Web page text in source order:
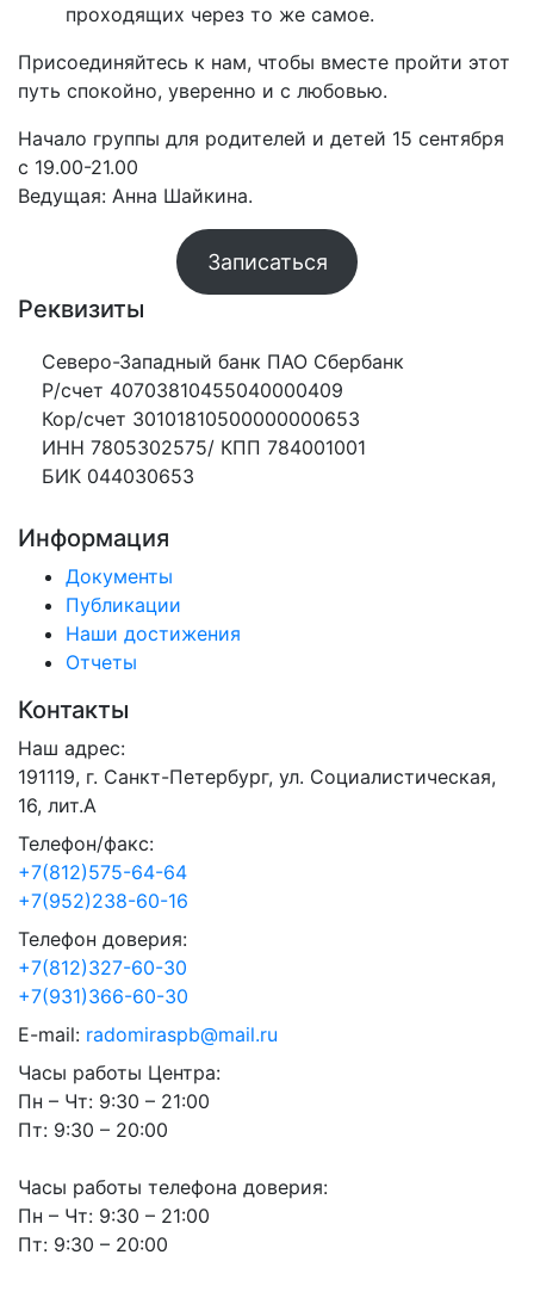
проходящих через то же самое.
Присоединяйтесь к нам, чтобы вместе пройти этот
путь спокойно, уверенно и с любовью.
Начало группы для родителей и детей 15 сентября
с 19.00-21.00
Ведущая: Анна Шайкина.
Записаться
Реквизиты
Северо-Западный банк ПАО Сбербанк
Р/счет 40703810455040000409
Кор/счет 30101810500000000653
ИНН 7805302575/ КПП 784001001
БИК 044030653
Информация
Документы
Публикации
Наши достижения
Отчеты
Контакты
Наш адрес:
191119, г. Санкт-Петербург, ул. Социалистическая,
16, лит.А
Телефон/факс:
+7(812)575-64-64
+7(952)238-60-16
Телефон доверия:
+7(812)327-60-30
+7(931)366-60-30
E-mail: radomiraspb@mail.ru
Часы работы Центра:
Пн – Чт: 9:30 – 21:00
Пт: 9:30 – 20:00
Часы работы телефона доверия:
Пн – Чт: 9:30 – 21:00
Пт: 9:30 – 20:00